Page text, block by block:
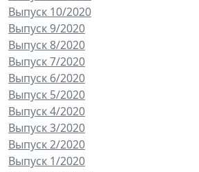
Выпуск 10/2020
Выпуск 9/2020
Выпуск 8/2020
Выпуск 7/2020
Выпуск 6/2020
Выпуск 5/2020
Выпуск 4/2020
Выпуск 3/2020
Выпуск 2/2020
Выпуск 1/2020